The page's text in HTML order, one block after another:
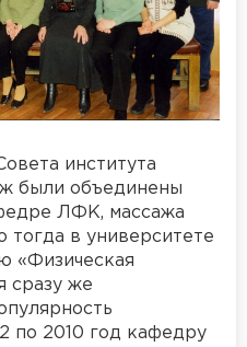
института
были объединены
ЛФК, массажа
тогда в университете
«Физическая
сразу же
по 2010 год кафедру